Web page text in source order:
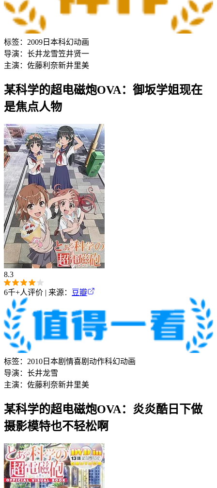
标签： 2009 日本科幻动画
导演： 长井龙雪笠井贤一
主演： 佐藤利奈新井里美
某科学的超电磁炮OVA：御坂学姐现在
是焦点人物
8.3
6千+人评价 | 来源： 豆瓣
标签： 2010 日本剧情喜剧 动作科幻动画
导演： 长井龙雪
主演： 佐藤利奈新井里美
某科学的超电磁炮OVA：炎炎酷日下做
摄影模特也不轻松啊